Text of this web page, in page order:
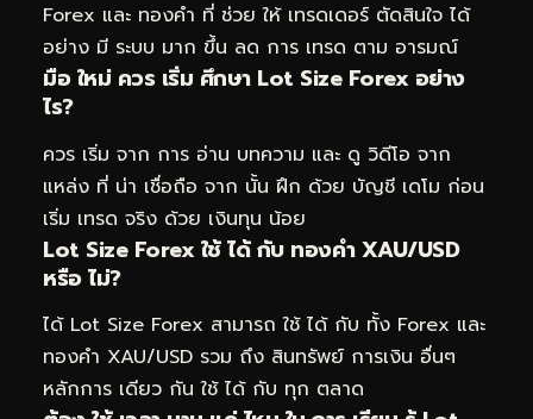
Forex และ ทองคำ ที่ ช่วย ให้ เทรดเดอร์ ตัดสินใจ ได้
อย่าง มี ระบบ มาก ขึ้น ลด การ เทรด ตาม อารมณ์
มือ ใหม่ ควร เริ่ม ศึกษา Lot Size Forex อย่าง
ไร?
ควร เริ่ม จาก การ อ่าน บทความ และ ดู วิดีโอ จาก
แหล่ง ที่ น่า เชื่อถือ จาก นั้น ฝึก ด้วย บัญชี เดโม ก่อน
เริ่ม เทรด จริง ด้วย เงินทุน น้อย
Lot Size Forex ใช้ ได้ กับ ทองคำ XAU/USD
หรือ ไม่?
ได้ Lot Size Forex สามารถ ใช้ ได้ กับ ทั้ง Forex และ
ทองคำ XAU/USD รวม ถึง สินทรัพย์ การเงิน อื่นๆ
หลักการ เดียว กัน ใช้ ได้ กับ ทุก ตลาด